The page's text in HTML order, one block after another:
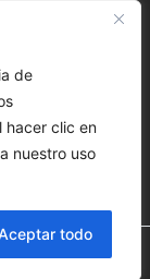
de
hacer clic en
nuestro uso
todo